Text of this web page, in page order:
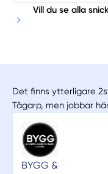
Vill du se alla
Det finns ytterligare
Tågarp, men jobbar
BYGG &